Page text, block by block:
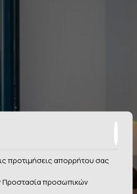
προτιμήσεις απορρήτου σας
Προστασία προσωπικών